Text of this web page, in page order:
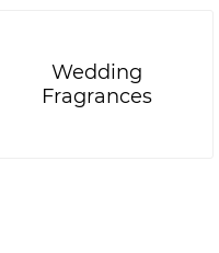
Wedding
Fragrances